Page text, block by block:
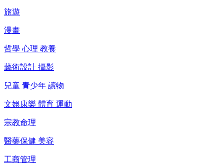
旅遊
漫畫
哲學 心理 教養
藝術設計 攝影
兒童 青少年 讀物
文娛康樂 體育 運動
宗教命理
醫藥保健 美容
工商管理